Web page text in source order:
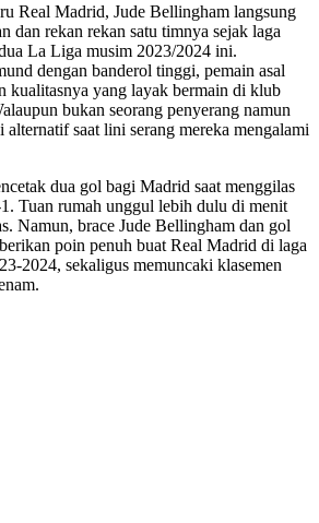
Real Madrid, Jude Bellingham langsung
dan rekan rekan satu timnya sejak laga
La Liga musim 2023/2024 ini.
dengan banderol tinggi, pemain asal
kualitasnya yang layak bermain di klub
bukan seorang penyerang namun
saat lini serang mereka mengalami
dua gol bagi Madrid saat menggilas
Tuan rumah unggul lebih dulu di menit
Namun, brace Jude Bellingham dan gol
poin penuh buat Real Madrid di laga
2024, sekaligus memuncaki klasemen